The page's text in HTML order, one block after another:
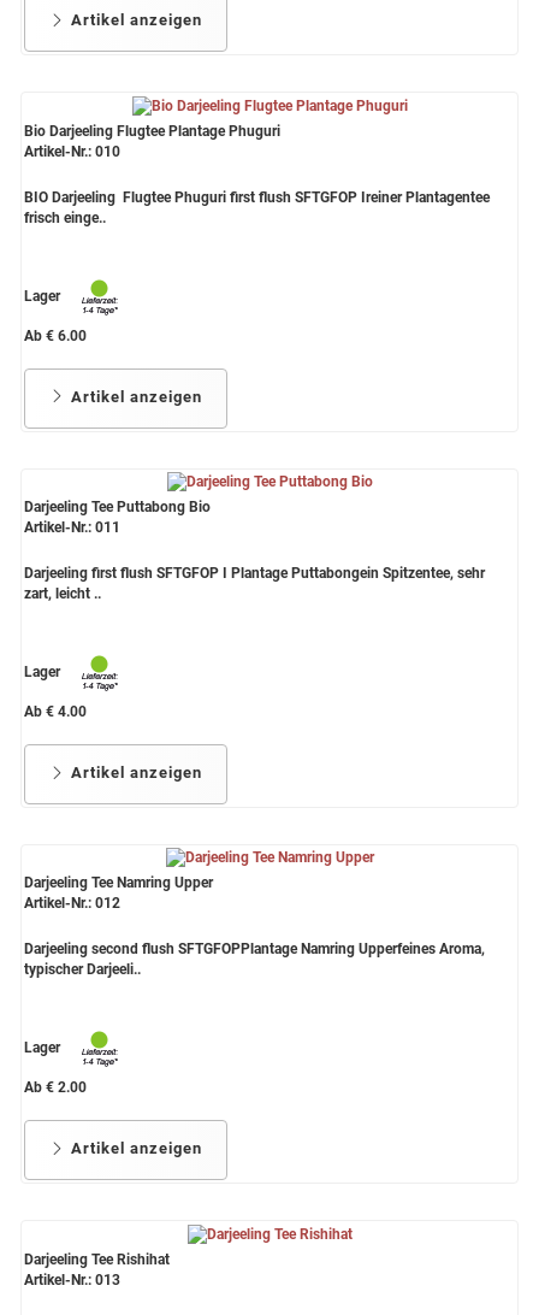
Artikel anzeigen
Bio Darjeeling Flugtee Plantage Phuguri
Artikel-Nr.: 010
BIO Darjeeling Flugtee Phuguri first flush SFTGFOP Ireiner Plantagentee
frisch einge..
Lager
Ab € 6.00
Artikel anzeigen
Darjeeling Tee Puttabong Bio
Artikel-Nr.: 011
Darjeeling first flush SFTGFOP I Plantage Puttabongein Spitzentee, sehr
zart, leicht ..
Lager
Ab € 4.00
Artikel anzeigen
Darjeeling Tee Namring Upper
Artikel-Nr.: 012
Darjeeling second flush SFTGFOPPlantage Namring Upperfeines Aroma,
typischer Darjeeli..
Lager
Ab € 2.00
Artikel anzeigen
Darjeeling Tee Rishihat
Artikel-Nr.: 013